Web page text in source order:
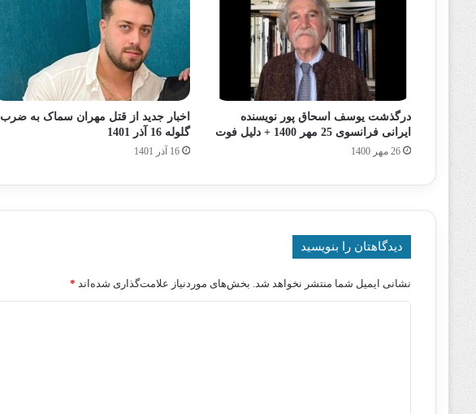
درگذشت یوسف اسحاق پور نویسنده
ایرانی فرانسوی 25 مهر 1400 + دلیل فوت
26 مهر 1400
اخبار جدید از قتل مهران سماک به ضرب
گلوله 16 آذر 1401
16 آذر 1401
دیدگاهتان را بنویسید
نشانی ایمیل شما منتشر نخواهد شد. بخش‌های موردنیاز علامت‌گذاری شده‌اند *